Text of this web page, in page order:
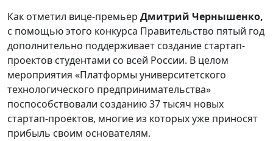
Как отметил вице-премьер Дмитрий Чернышенко,
с помощью этого конкурса Правительство пятый год
дополнительно поддерживает создание стартап-
проектов студентами со всей России. В целом
мероприятия «Платформы университетского
технологического предпринимательства»
поспособствовали созданию 37 тысяч новых
стартап-проектов, многие из которых уже приносят
прибыль своим основателям.